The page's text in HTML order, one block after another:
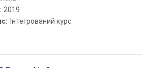
2019
Інтегрований курс